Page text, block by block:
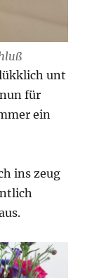
unt
für
ein
ins zeug